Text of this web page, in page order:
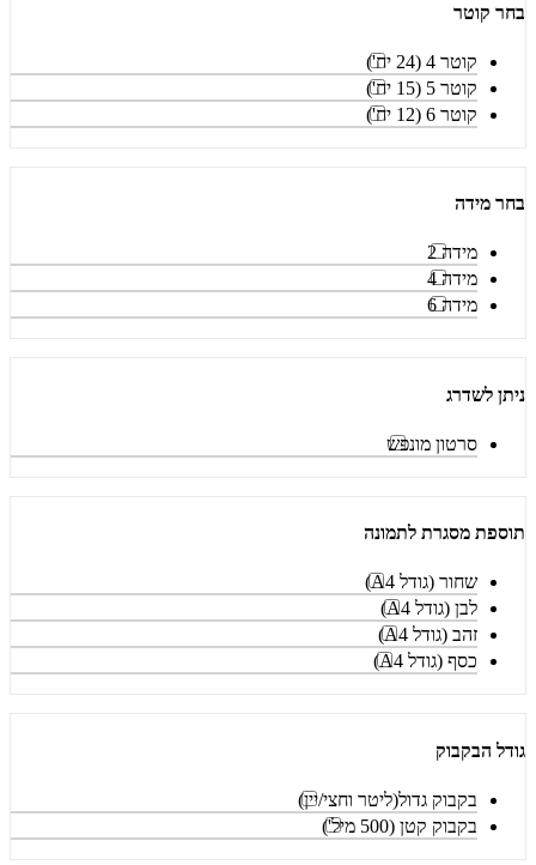
בחר קוטר
קוטר 4 (24 יח')
קוטר 5 (15 יח')
קוטר 6 (12 יח')
בחר מידה
מידה 2
מידה 4
מידה 6
ניתן לשדרג
סרטון מונפש
תוספת מסגרת לתמונה
שחור (גודל A4)
לבן (גודל A4)
זהב (גודל A4)
כסף (גודל A4)
גודל הבקבוק
בקבוק גדול(ליטר וחצי/יין)
בקבוק קטן (500 מיל')